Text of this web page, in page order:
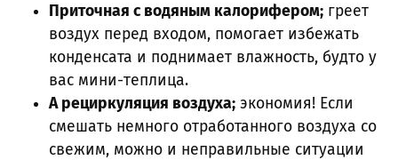
Приточная с водяным калорифером; греет
воздух перед входом, помогает избежать
конденсата и поднимает влажность, будто у
вас мини-теплица.
А рециркуляция воздуха; экономия! Если
смешать немного отработанного воздуха со
свежим, можно и неправильные ситуации